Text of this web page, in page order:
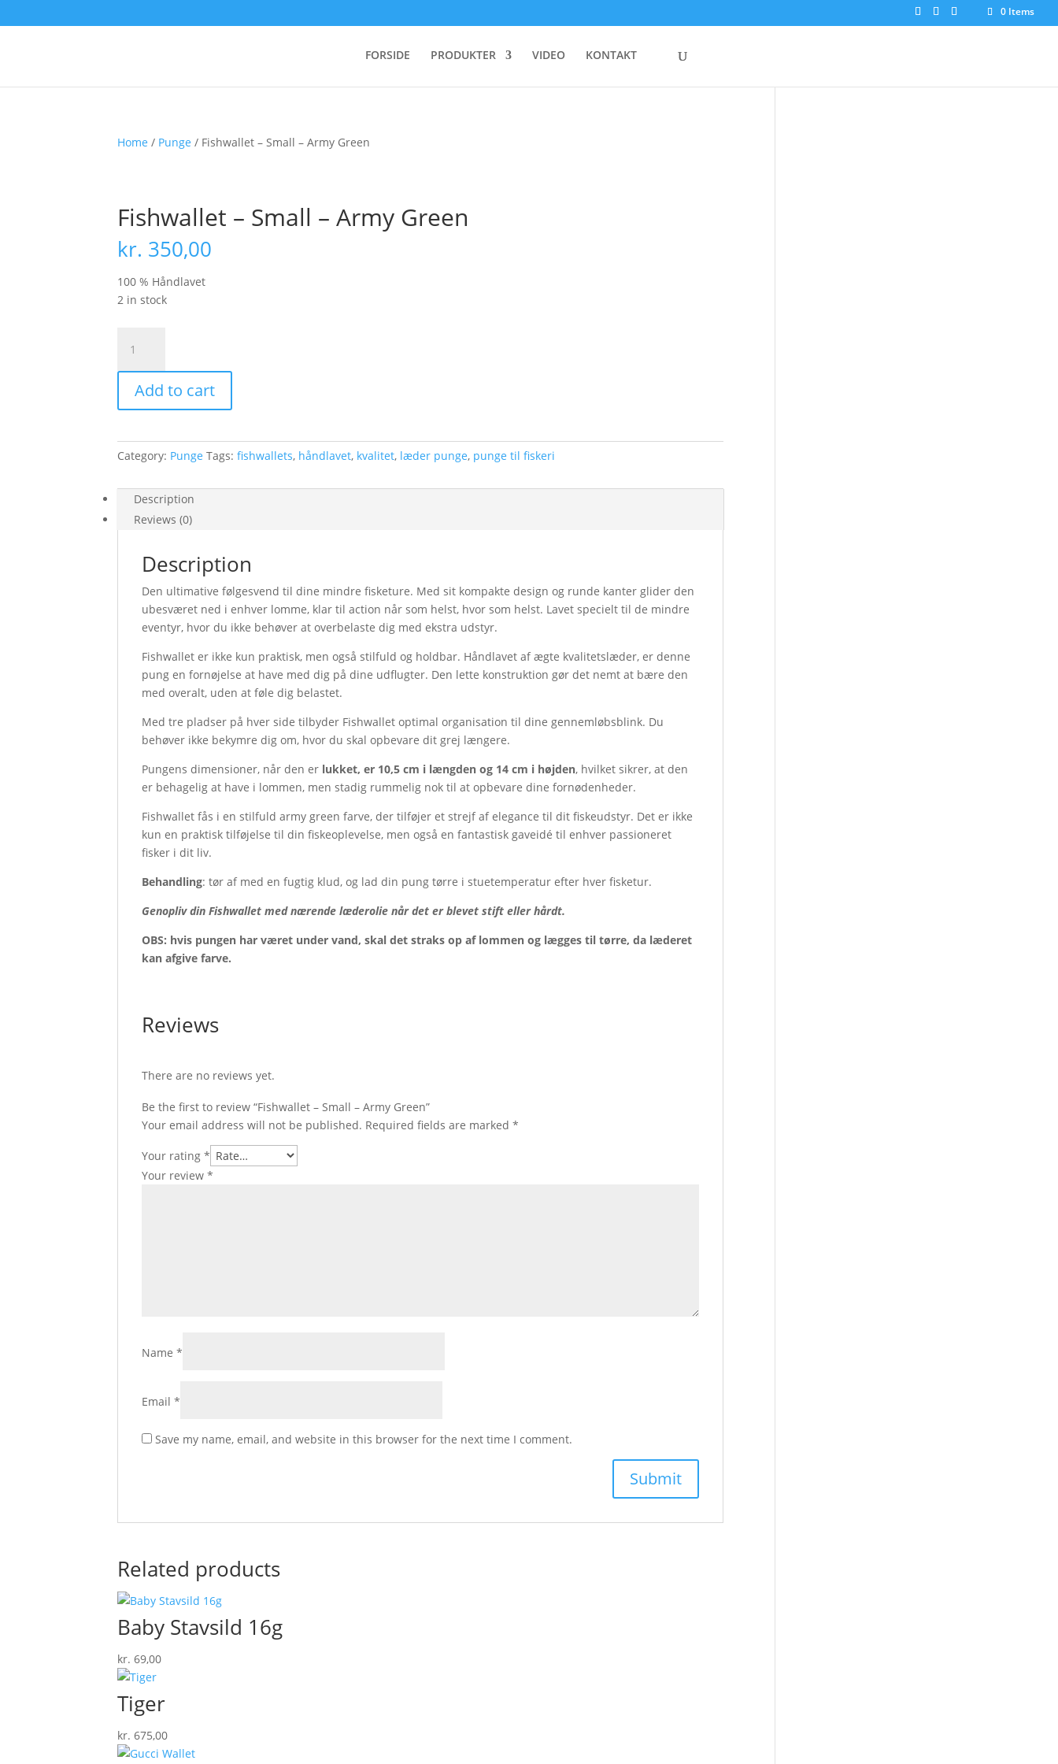
0 Items
FORSIDE PRODUKTER VIDEO KONTAKT
Home / Punge / Fishwallet – Small – Army Green
Fishwallet – Small – Army Green
kr. 350,00
100 % Håndlavet
2 in stock
Small
Army
quantity
Add to cart
Category: Punge Tags:fishwallets, håndlavet, kvalitet, læder punge, punge til fiskeri
Description
Reviews (0)
Description
Den ultimative følgesvend til dine mindre fisketure. Med sit kompakte design og runde kanter glider den
ubesværet ned i enhver lomme, klar til action når som helst, hvor som helst. Lavet specielt til de mindre
eventyr, hvor du ikke behøver at overbelaste dig med ekstra udstyr.
Fishwallet er ikke kun praktisk, men også stilfuld og holdbar. Håndlavet af ægte kvalitetslæder, er denne
pung en fornøjelse at have med dig på dine udflugter. Den lette konstruktion gør det nemt at bære den
med overalt, uden at føle dig belastet.
Med tre pladser på hver side tilbyder Fishwallet optimal organisation til dine gennemløbsblink. Du
behøver ikke bekymre dig om, hvor du skal opbevare dit grej længere.
Pungens dimensioner, når den er lukket, er 10,5 cm i længden og 14 cm i højden, hvilket sikrer, at den
er behagelig at have i lommen, men stadig rummelig nok til at opbevare dine fornødenheder.
Fishwallet fås i en stilfuld army green farve, der tilføjer et strejf af elegance til dit fiskeudstyr. Det er ikke
kun en praktisk tilføjelse til din fiskeoplevelse, men også en fantastisk gaveidé til enhver passioneret
fisker i dit liv.
Behandling: tør af med en fugtig klud, og lad din pung tørre i stuetemperatur efter hver fisketur.
Genopliv din Fishwallet med nærende læderolie når det er blevet stift eller hårdt.
OBS: hvis pungen har været under vand, skal det straks op af lommen og lægges til tørre, da læderet
kan afgive farve.
Reviews
There are no reviews yet.
Be the first to review “Fishwallet – Small – Army Green”
Your email address will not be published. Required fields are marked*
Your rating*
Your review*
Name*
Email*
Save my name, email, and website in this browser for the next time I comment.
Related products
Baby Stavsild 16g
kr. 69,00
Tiger
kr. 675,00